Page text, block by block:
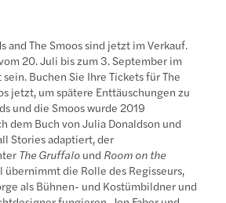
and The Smoos sind jetzt im Verkauf.
20. Juli bis zum 3. September im
sein. Buchen Sie Ihre Tickets für The
jetzt, um spätere Enttäuschungen zu
und die Smoos wurde 2019
dem Buch von Julia Donaldson und
Stories adaptiert, der
The Gruffalo und Room on the
übernimmt die Rolle des Regisseurs,
als Bühnen- und Kostümbildner und